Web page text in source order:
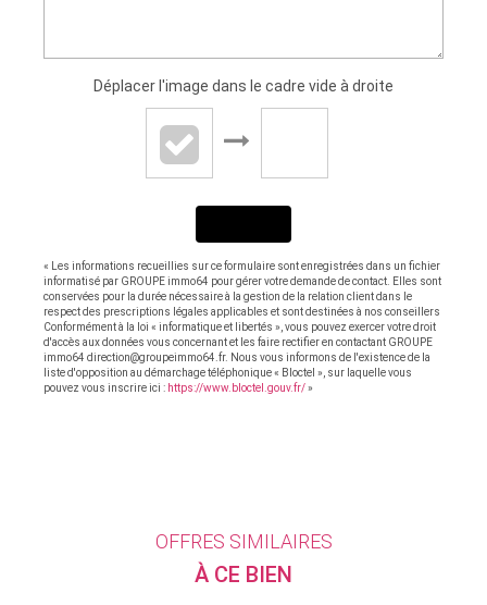
Déplacer l'image dans le cadre vide à droite
« Les informations recueillies sur ce formulaire sont enregistrées dans un fichier
informatisé par GROUPE immo64 pour gérer votre demande de contact. Elles sont
conservées pour la durée nécessaire à la gestion de la relation client dans le
respect des prescriptions légales applicables et sont destinées à nos conseillers
Conformément à la loi « informatique et libertés », vous pouvez exercer votre droit
d'accès aux données vous concernant et les faire rectifier en contactant GROUPE
immo64 direction@groupeimmo64.fr. Nous vous informons de l'existence de la
liste d'opposition au démarchage téléphonique « Bloctel », sur laquelle vous
pouvez vous inscrire ici : https://www.bloctel.gouv.fr/»
OFFRES SIMILAIRES
À CE BIEN